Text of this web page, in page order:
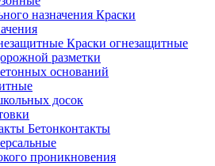
Краски
Краски огнезащитные
разметки
оснований
досок
Бетонконтакты
проникновения